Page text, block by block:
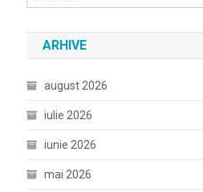
ARHIVE
august 2026
iulie 2026
iunie 2026
mai 2026